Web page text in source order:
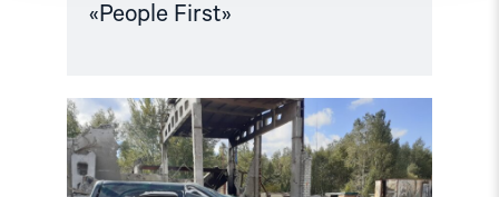
«People First»
Read
article
"Livet
under
russisk